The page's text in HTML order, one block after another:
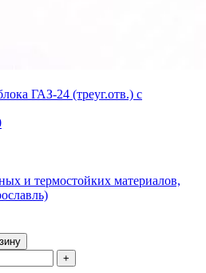
ГАЗ-24 (треуг.отв.) с
и термостойких материалов,
+